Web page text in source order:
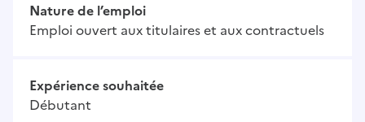
Nature de l’emploi
Emploi ouvert aux titulaires et aux contractuels
Expérience souhaitée
Débutant